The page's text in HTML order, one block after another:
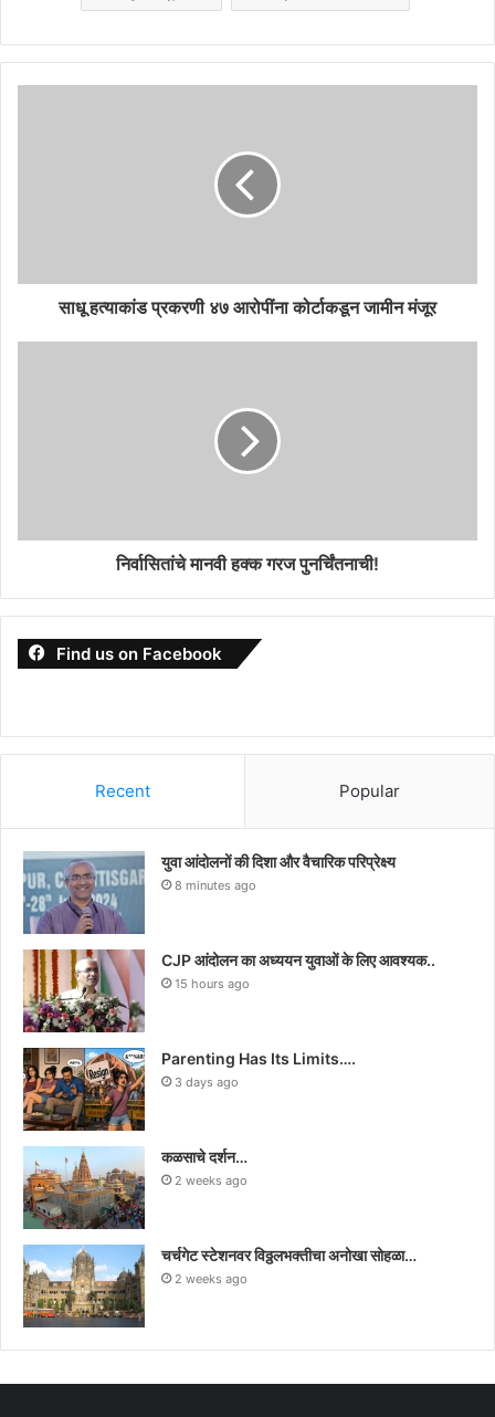
साधू हत्याकांड प्रकरणी ४७ आरोपींना कोर्टाकडून जामीन मंजूर
निर्वासितांचे मानवी हक्क गरज पुनर्चिंतनाची!
Find us on Facebook
Recent Popular
युवा आंदोलनों की दिशा और वैचारिक परिप्रेक्ष्य
8 minutes ago
CJP आंदोलन का अध्ययन युवाओं के लिए आवश्यक..
15 hours ago
Parenting Has Its Limits….
3 days ago
कळसाचे दर्शन…
2 weeks ago
चर्चगेट स्टेशनवर विठ्ठलभक्तीचा अनोखा सोहळा…
2 weeks ago